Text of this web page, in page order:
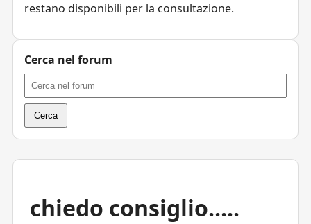
chiedo consiglio.....
restano disponibili per la consultazione.
Cerca nel forum
Cerca